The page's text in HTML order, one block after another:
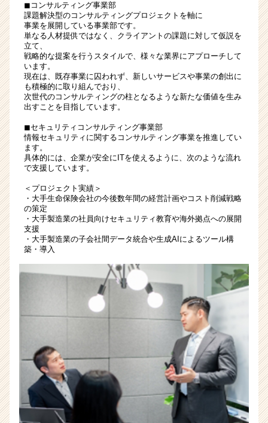
成
長
企
か
ら
ス
カ
ウ
ト
が
く
活
サ
ト
チ
キ
ャ
リ
ア
（CheerCareer）
◼︎コンサルティング事業部
課題解決型のコンサルティングプロジェクトを軸に
事業を展開している事業部です。
単なる人材提供ではなく、クライアントの課題に対して仮説を
立て、
戦略的な提案を行うスタイルで、様々な業界にアプローチして
います。
現在は、既存事業に囚われず、新しいサービスや事業の創出に
も積極的に取り組んでおり、
次世代のコンサルティングの柱となるような新たな価値を生み
出すことを目指しています。
◼︎セキュリティコンサルティング事業部
情報セキュリティに関するコンサルティング事業を推進してい
ます。
具体的には、企業が安全にITを使えるように、次のような流れ
で支援しています。
＜プロジェクト実績＞
・大手生命保険会社の今後数年間の経営計画やコスト削減戦略
の策定
・大手製造業の社員向けセキュリティ教育や海外拠点への展開
支援
・大手製造業の子会社間データ統合や生成AIによるツール構
築・導入